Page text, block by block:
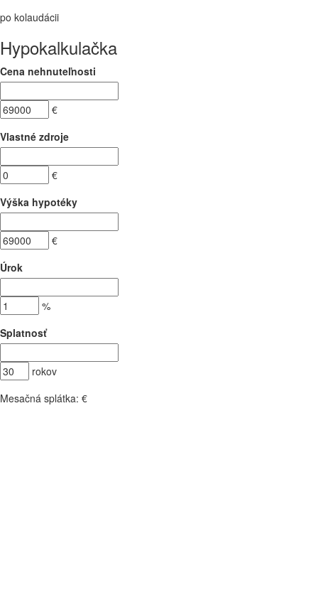
po kolaudácii
Hypokalkulačka
Cena nehnuteľnosti
€
Vlastné zdroje
€
Výška hypotéky
€
Úrok
%
Splatnosť
rokov
Mesačná splátka: €